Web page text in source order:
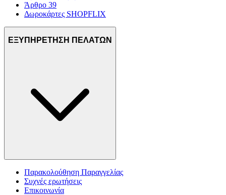
Άρθρο 39
Δωροκάρτες SHOPFLIX
ΕΞΥΠΗΡΕΤΗΣΗ ΠΕΛΑΤΩΝ
Παρακολούθηση Παραγγελίας
Συχνές ερωτήσεις
Επικοινωνία